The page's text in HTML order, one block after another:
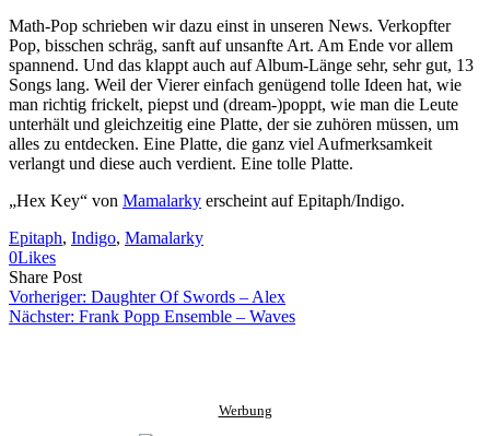
Math-Pop schrieben wir dazu einst in unseren News. Verkopfter
Pop, bisschen schräg, sanft auf unsanfte Art. Am Ende vor allem
spannend. Und das klappt auch auf Album-Länge sehr, sehr gut, 13
Songs lang. Weil der Vierer einfach genügend tolle Ideen hat, wie
man richtig frickelt, piepst und (dream-)poppt, wie man die Leute
unterhält und gleichzeitig eine Platte, der sie zuhören müssen, um
alles zu entdecken. Eine Platte, die ganz viel Aufmerksamkeit
verlangt und diese auch verdient. Eine tolle Platte.
„Hex Key“ von Mamalarky erscheint auf Epitaph/Indigo.
Epitaph, Indigo, Mamalarky
0Likes
Share PostShare
on
Facebook
Copy
URL
to
Send
Link
via
Vorheriger: Daughter Of Swords – Alex
Nächster: Frank Popp Ensemble – Waves
Werbung